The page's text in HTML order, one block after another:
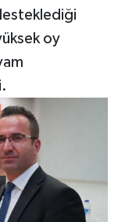
oy